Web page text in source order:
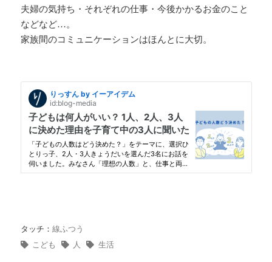
夫婦の気持ち・それぞれの仕事・今後かかるお金のこと
などなど…。
家族間のコミュニケーションはほんとに大切。
タッチ： 線ふつう
こども
人 生活